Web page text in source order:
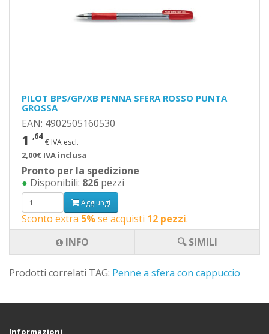
PILOT BPS/GP/XB PENNA SFERA ROSSO PUNTA
GROSSA
EAN: 4902505160530
1 ,64
€ IVA escl.
2,00€ IVA inclusa
Pronto per la spedizione
● Disponibili: 826 pezzi
Aggiungi
Sconto extra 5%se acquisti 12 pezzi.
INFO
🔍 SIMILI
Prodotti correlati TAG: Penne a sfera con cappuccio
Informazioni